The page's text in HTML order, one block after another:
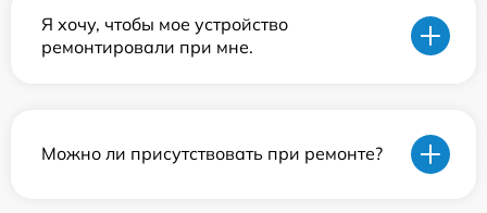
Я хочу, чтобы мое устройство
ремонтировали при мне.
Можно ли присутствовать при ремонте?